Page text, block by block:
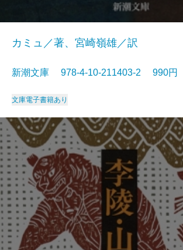
カミュ／著、宮崎嶺雄／訳
新潮文庫 978-4-10-211403-2 990円
文庫電子書籍あり